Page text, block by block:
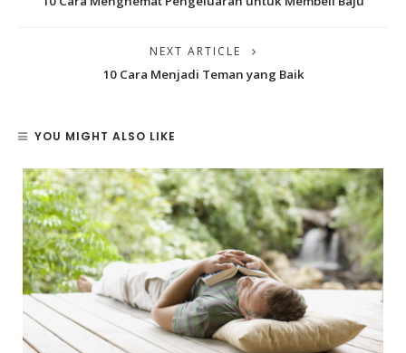
NEXT ARTICLE
10 Cara Menjadi Teman yang Baik
YOU MIGHT ALSO LIKE